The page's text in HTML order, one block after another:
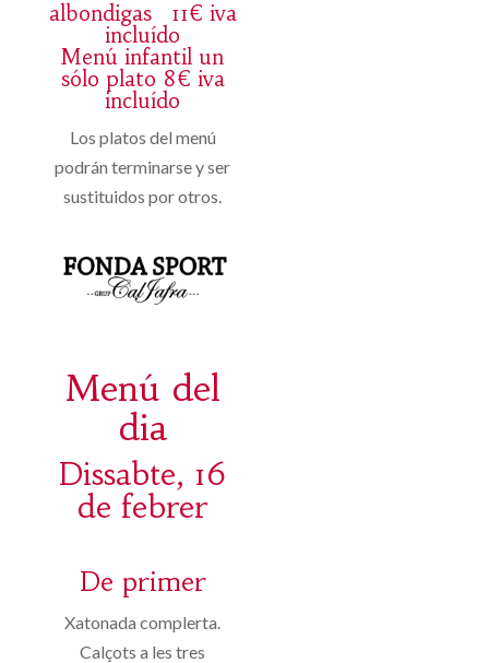
albondigas 11€ iva
incluído
Menú infantil un
sólo plato 8€ iva
incluído
Los platos del menú
podrán terminarse y ser
sustituidos por otros.
Menú del
dia
Dissabte, 16
de febrer
De primer
Xatonada complerta.
Calçots a les tres